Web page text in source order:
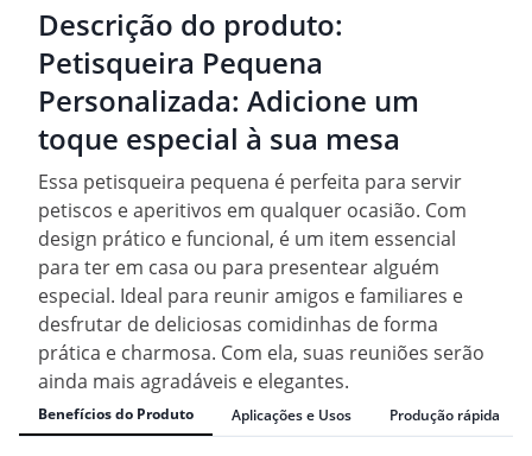
Descrição do produto:
Petisqueira Pequena
Personalizada: Adicione um
toque especial à sua mesa
Essa petisqueira pequena é perfeita para servir
petiscos e aperitivos em qualquer ocasião. Com
design prático e funcional, é um item essencial
para ter em casa ou para presentear alguém
especial. Ideal para reunir amigos e familiares e
desfrutar de deliciosas comidinhas de forma
prática e charmosa. Com ela, suas reuniões serão
ainda mais agradáveis e elegantes.
Benefícios do Produto Aplicações e Usos Produção rápida